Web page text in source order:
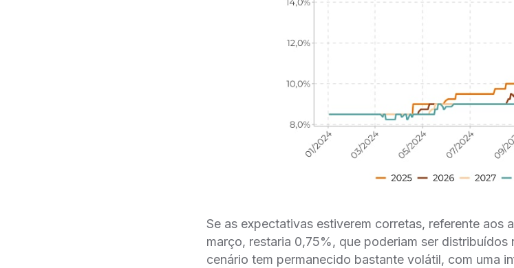
Se as expectativas estiverem corretas, referente aos
março, restaria 0,75%, que poderiam ser distribuídos
cenário tem permanecido bastante volátil, com uma